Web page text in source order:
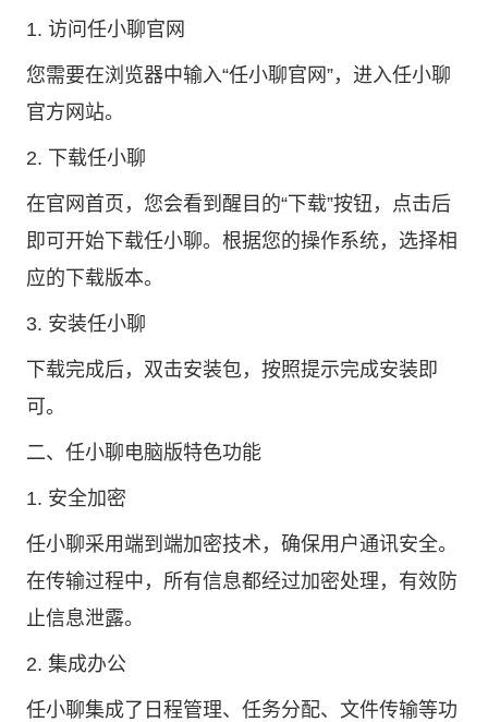
1. 访问任小聊官网
您需要在浏览器中输入“任小聊官网”，进入任小聊
官方网站。
2. 下载任小聊
在官网首页，您会看到醒目的“下载”按钮，点击后
即可开始下载任小聊。根据您的操作系统，选择相
应的下载版本。
3. 安装任小聊
下载完成后，双击安装包，按照提示完成安装即
可。
二、任小聊电脑版特色功能
1. 安全加密
任小聊采用端到端加密技术，确保用户通讯安全。
在传输过程中，所有信息都经过加密处理，有效防
止信息泄露。
2. 集成办公
任小聊集成了日程管理、任务分配、文件传输等功